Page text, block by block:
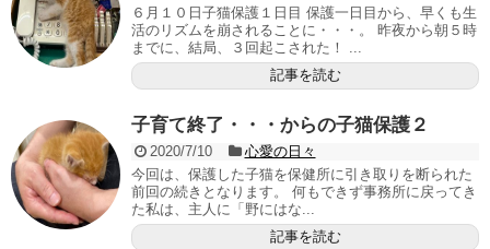
６月１０日子猫保護１日目 保護一日目から、早くも生
活のリズムを崩されることに・・・。 昨夜から朝５時
までに、結局、３回起こされた！ ...
記事を読む
子育て終了・・・からの子猫保護２
2020/7/10
心愛の日々
今回は、保護した子猫を保健所に引き取りを断られた
前回の続きとなります。 何もできず事務所に戻ってき
た私は、主人に「野にはな...
記事を読む